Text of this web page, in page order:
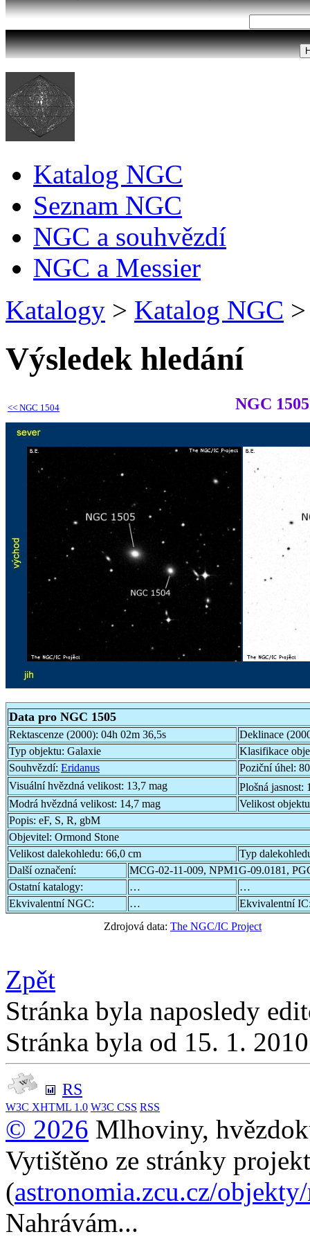
Katalog NGC
Seznam NGC
NGC a souhvězdí
NGC a Messier
Katalogy > Katalog NGC >
Výsledek hledání
<< NGC 1504 NGC 1505
Data pro NGC 1505
Rektascenze (2000): 04h 02m 36,5s
Deklinace
Typ objektu: Galaxie
Klasifikace
Souhvězdí: Eridanus Poziční úhel:
Visuální hvězdná velikost: 13,7 mag Plošná jasnost:
Modrá hvězdná velikost: 14,7 mag
Velikost
Popis: eF, S, R, gbM
Objevitel: Ormond Stone
Velikost dalekohledu: 66,0 cm
Typ
Další označení:
MCG-02-11-009, NPM1G-09.0181,
Ostatní katalogy:
…
…
Ekvivalentní NGC:
…
Ekvivalentní
Zdrojová data: The NGC/IC Project
Zpět
Stránka byla naposledy
Stránka byla od 15. 1.
RS
W3C XHTML 1.0 W3C CSS RSS
© 2026 Mlhoviny,
Vytištěno ze stránky
(astronomia.zcu.cz/
Nahrávám...